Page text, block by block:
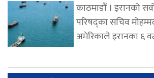
काठमाडौं । इरानको
परिषद्का सचिव
अमेरिकाले इरानका ६